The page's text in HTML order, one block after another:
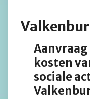
kosten
sociale